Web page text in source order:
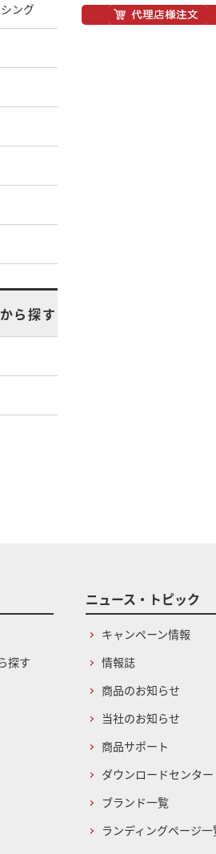
ング
ら探す
探す
ニュース・トピック
キャンペーン情報
情報誌
商品のお知らせ
当社のお知らせ
商品サポート
ダウンロードセンター
ブランド一覧
ランディングページ一